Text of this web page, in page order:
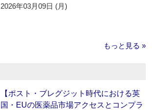
2026年03月09日 (月)
もっと見る »
【ポスト・ブレグジット時代における英
国・EUの医薬品市場アクセスとコンプラ